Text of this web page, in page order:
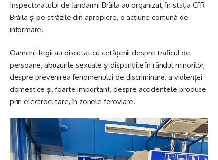
Inspectoratului de Jandarmi Brăila au organizat, în stația CFR
Brăila și pe străzile din apropiere, o acțiune comună de
informare.
Oamenii legii au discutat cu cetățenii despre traficul de
persoane, abuzurile sexuale și disparițiile în rândul minorilor,
despre prevenirea fenomenului de discriminare, a violenței
domestice și, foarte important, despre accidentele produse
prin electrocutare, în zonele feroviare.